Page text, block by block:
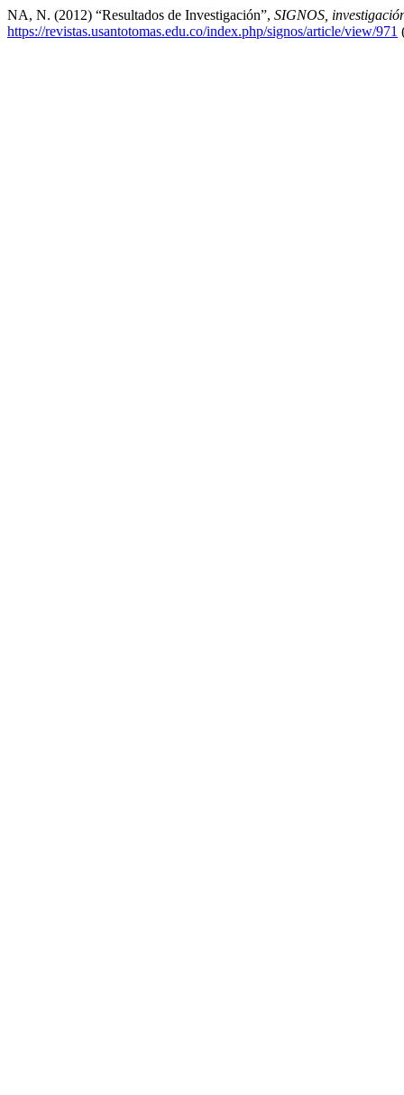
NA, N. (2012) “Resultados de Investigación”, SIGNOS,
https://revistas.usantotomas.edu.co/index.php/signos/article/view/971